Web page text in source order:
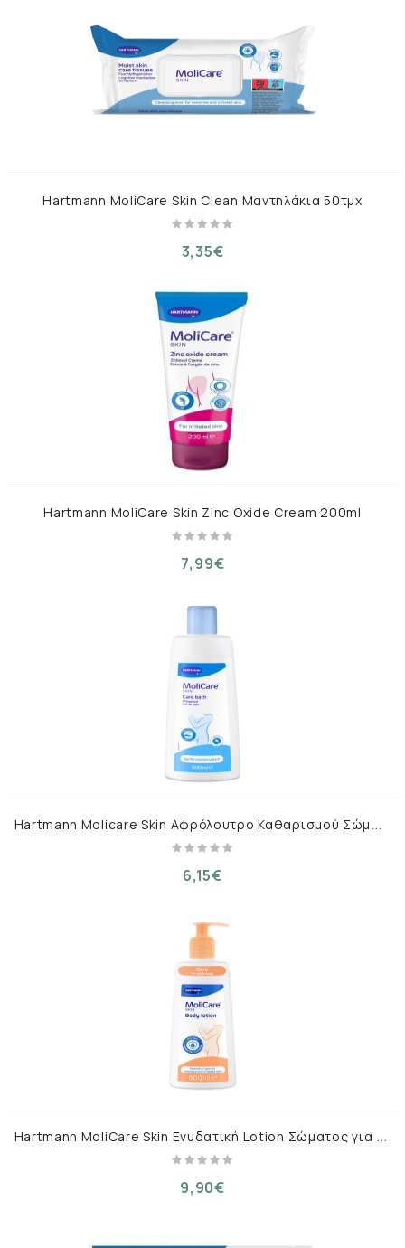
Hartmann MoliCare Skin Clean Μαντηλάκια 50τμχ
3,35€
Hartmann MoliCare Skin Zinc Oxide Cream 200ml
7,99€
H
artmann Molicare Skin Αφρόλουτρο Καθαρισμού Σώματος 500ml
6,15€
H
artmann MoliCare Skin Ενυδατική Lotion Σώματος για Ξηρές & Ευαίσθητες Επιδερμίδες 500ml
9,90€